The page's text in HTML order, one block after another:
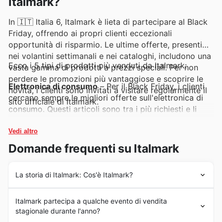
In 🇮🇹 Italia 6, Italmark è lieta di partecipare al Black
Friday, offrendo ai propri clienti eccezionali
opportunità di risparmio. Le ultime offerte, presenti
nei volantini settimanali e nei cataloghi, includono una
vasta gamma di prodotti a prezzi speciali. Per non
perdere le promozioni più vantaggiose e scoprire le
novità, i clienti sono invitati a visitare regolarmente il
sito ufficiale di Italmark.
Ecco i 5 tipi di prodotti più venduti da Italmark:
Elettronica di consumo– Per il Black Friday, i clienti
cercano sempre le migliori offerte sull'elettronica di
consumo. Questi articoli sono tra i più richiesti e li
Italmark e nelle offerte speciali sul sito ufficiale.
Piccoli elettrodomestici– La domanda di piccoli
Italmark presenta regolarmente sconti imperdibili su
questi prodotti, rendendoli protagonisti delle sue più
recenti campagne promozionali e dei suoi deal.
Vedi altro
Domande frequenti su Italmark
La storia di Italmark: Cos'è Italmark?
percorso di crescita costante, affermandosi come un
punto di riferimento nel settore dei supermercati in Italia.
Italmark partecipa a qualche evento di vendita
stagionale durante l'anno?